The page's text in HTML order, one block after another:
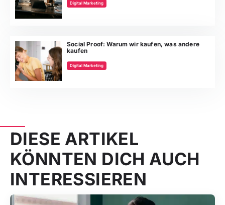
Digital Marketing
Social Proof: Warum wir kaufen, was andere
kaufen
Digital Marketing
DIESE ARTIKEL
KÖNNTEN DICH AUCH
INTERESSIEREN